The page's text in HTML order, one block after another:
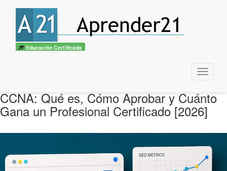
Educación Certificada
Menu
CCNA: Qué es, Cómo Aprobar y Cuánto
Gana un Profesional Certificado [2026]